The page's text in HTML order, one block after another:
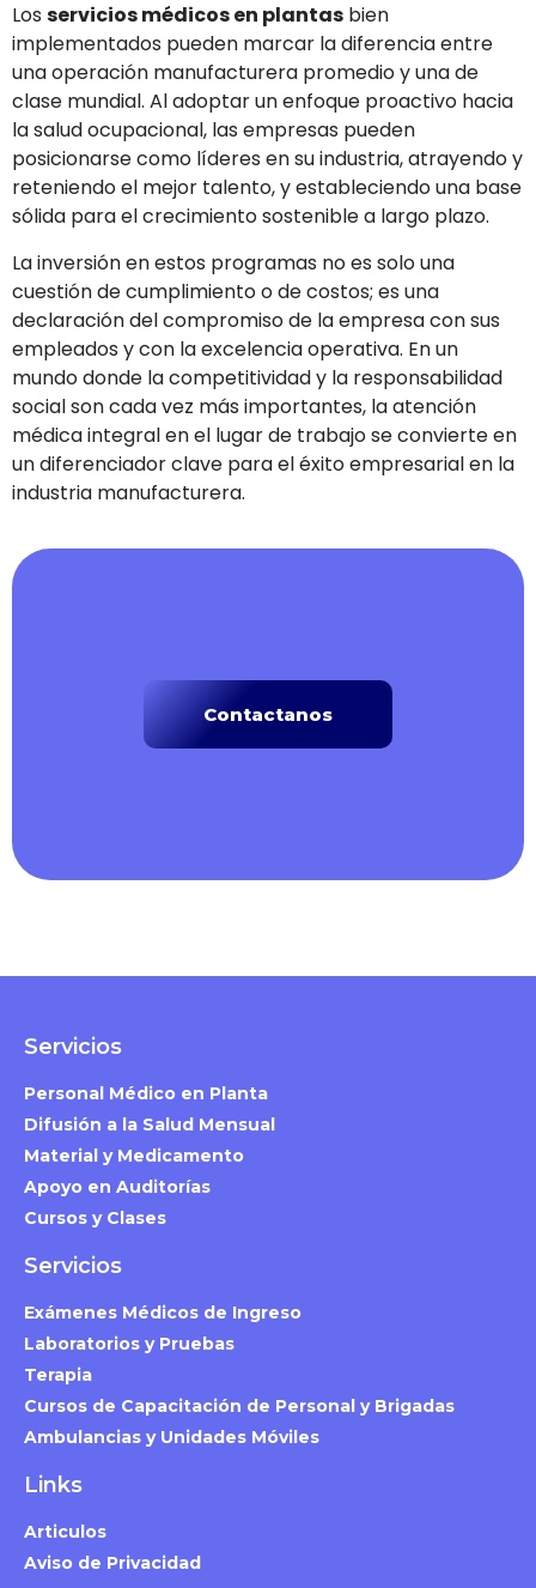
Los servicios médicos en plantas bien
implementados pueden marcar la diferencia entre
una operación manufacturera promedio y una de
clase mundial. Al adoptar un enfoque proactivo hacia
la salud ocupacional, las empresas pueden
posicionarse como líderes en su industria, atrayendo y
reteniendo el mejor talento, y estableciendo una base
sólida para el crecimiento sostenible a largo plazo.
La inversión en estos programas no es solo una
cuestión de cumplimiento o de costos; es una
declaración del compromiso de la empresa con sus
empleados y con la excelencia operativa. En un
mundo donde la competitividad y la responsabilidad
social son cada vez más importantes, la atención
médica integral en el lugar de trabajo se convierte en
un diferenciador clave para el éxito empresarial en la
industria manufacturera.
Contactanos
Servicios
Personal Médico en Planta
Difusión a la Salud Mensual
Material y Medicamento
Apoyo en Auditorías
Cursos y Clases
Servicios
Exámenes Médicos de Ingreso
Laboratorios y Pruebas
Terapia
Cursos de Capacitación de Personal y Brigadas
Ambulancias y Unidades Móviles
Links
Articulos
Aviso de Privacidad